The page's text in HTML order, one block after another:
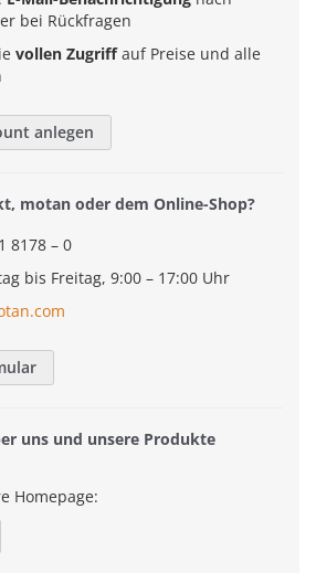
bei Rückfragen
vollen Zugriffauf Preise und alle
anlegen
motan oder dem Online-Shop?
8178 – 0
bis Freitag, 9:00 – 17:00 Uhr
uns und unsere Produkte
Homepage: